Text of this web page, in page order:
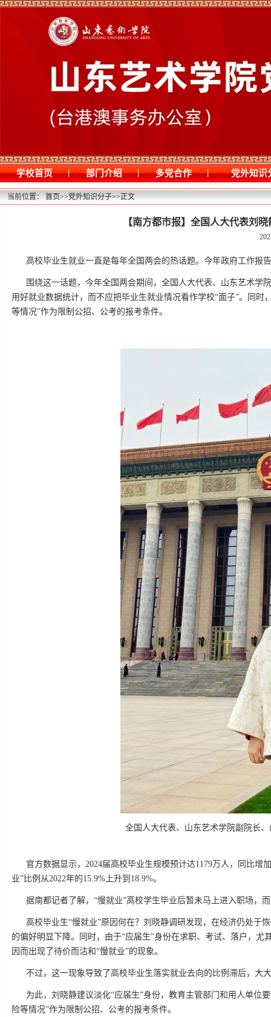
学校首页 | 部门介绍 | 多党合作 | 党外知识
当前位置：首页>>党外知识分子>>正文
【南方都市报】全国人大代表刘
高校毕业生就业一直是每年全国两会的热话题。今年政府工作报
围绕这一话题，今年全国两会期间，全国人大代表、山东艺术
用好就业数据统计，而不应把毕业生就业情况看作学校“面子”。同
等情况”作为限制公招、公考的报考条件。
全国人大代表、山东艺术学院副院长
官方数据显示，2024届高校毕业生规模预计达1179万人，同比增
业”比例从2022年的15.9%上升到18.9%。
据南都记者了解，“慢就业”高校学生毕业后暂未马上进入职场，
高校毕业生“慢就业”原因何在？刘晓静调研发现，在经济仍处于
的偏好明显下降。同时，由于“应届生”身份在求职、考试、落户，
因而出现了待价而沽和“慢就业”的现象。
不过，这一现象导致了高校毕业生落实就业去向的比例滞后，大
为此，刘晓静建议淡化“应届生”身份，教育主管部门和用人单位
险等情况”作为限制公招、公考的报考条件。